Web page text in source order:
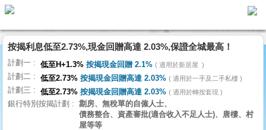
代
理
主
頁
搵
樓/
按揭利息低至2.73%,現金回贈高達 2.03%,保證全城最高！
計劃一 低至H+1.3% 按揭現金回贈 2.1% 適用於新居屋
計劃二 低至2.73% 按揭現金回贈高達 2.03% 適用於一手及二手私樓
計劃三 低至2.73% 按揭現金回贈高達 2.03% 適用於轉按套現
銀行特別按揭計劃
劏房、無稅單的自僱人士、
債務整合、資產審批(適合收入不足人士)、唐樓、村
屋等等